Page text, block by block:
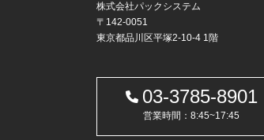
株式会社パックシステム
〒142-0051
東京都品川区平塚2-10-4 1階
03-3785-8901
営業時間：8:45~17:45